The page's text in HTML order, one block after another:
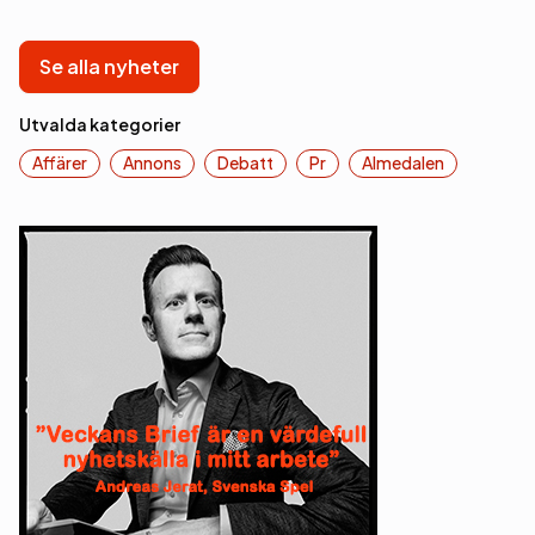
Se alla nyheter
Utvalda kategorier
Affärer
Annons Debatt Pr Almedalen